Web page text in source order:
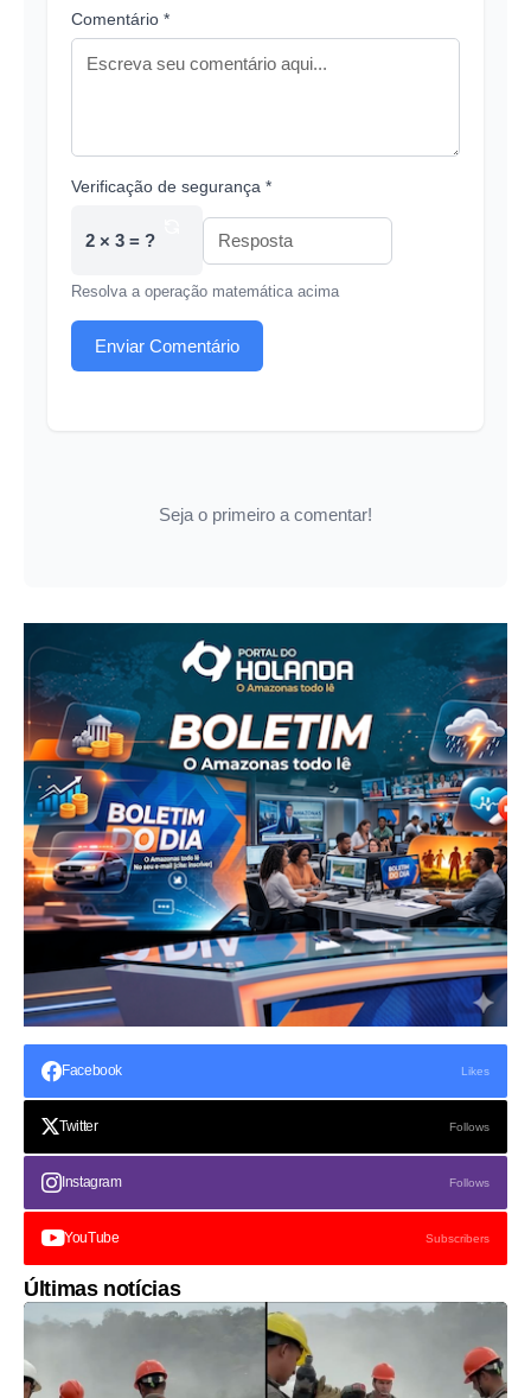
Comentário *
Verificação de segurança *
2 × 3 = ?
Resolva a operação matemática acima
Enviar Comentário
Seja o primeiro a comentar!
Facebook Likes
Twitter Follows
Instagram Follows
YouTube Subscribers
Últimas notícias